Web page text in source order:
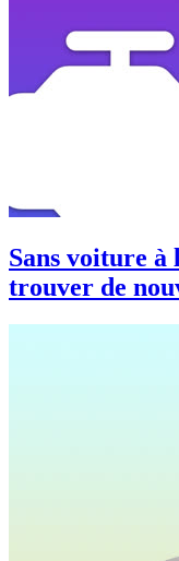
Sans voiture
trouver de